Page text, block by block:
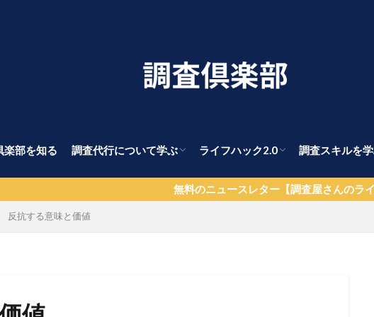
楽部を知る
調査代行について学ぶ
調査代行とは？
探偵調査ガイド
探偵業界はどうなる？
探偵の選び方
自分で浮気調査する方法
離婚回避・対策マニュアル
市場調査・企業調査
OSINT
OSINT調査ガイド
ライフハック2.0
パート①【脳の選択コストを下げ
パート②【思い込みと洗脳からの
パート③【生きた情報を集める】
パート④【真実を追求するOSINT
調査スキルを
全ての人に調
倫理観育成ガ
自己啓発
簡単な法律
対人スキル
思考法
無料のニュースレター【調査屋さんのライフハック】はコ
反抗する意味と価値